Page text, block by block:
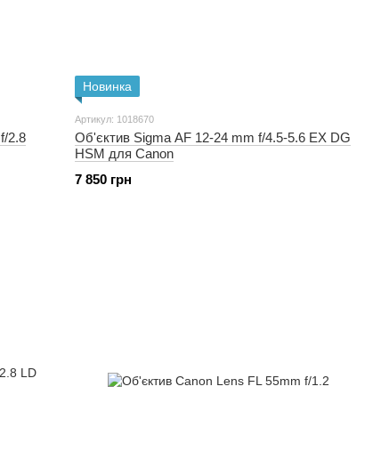
2.8
Новинка
Артикул: 1018670
Об'єктив Sigma AF 12-24 mm f/4.5-5.6 EX DG
HSM для Canon
7 850 грн